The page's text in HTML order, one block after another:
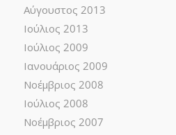
Αύγουστος 2013
Ιούλιος 2013
Ιούλιος 2009
Ιανουάριος 2009
Νοέμβριος 2008
Ιούλιος 2008
Νοέμβριος 2007